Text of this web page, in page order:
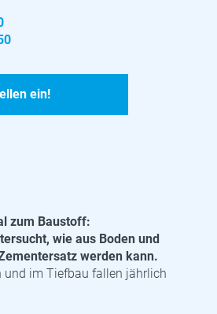
ein!
zum Baustoff:
wie aus Boden und
werden kann.
und im Tiefbau fallen jährlich